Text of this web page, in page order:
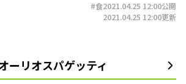
#食2021.04.25 12:00公開
2021.04.25 12:00更新
ーリオスパゲッティ